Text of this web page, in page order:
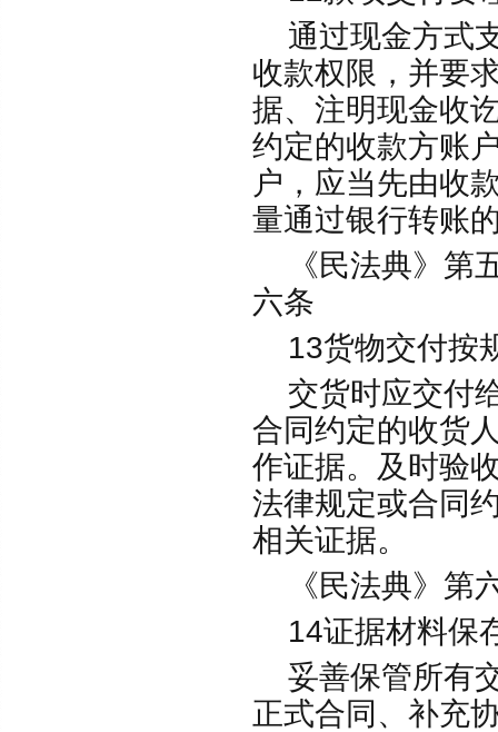
通过现金方式
收款权限，并要
据、注明现金收
约定的收款方账
户，应当先由收
量通过银行转账
《民法典》第
六条
13货物交付按
交货时应交付
合同约定的收货
作证据。及时验
法律规定或合同
相关证据。
《民法典》第
14证据材料保
妥善保管所有
正式合同、补充